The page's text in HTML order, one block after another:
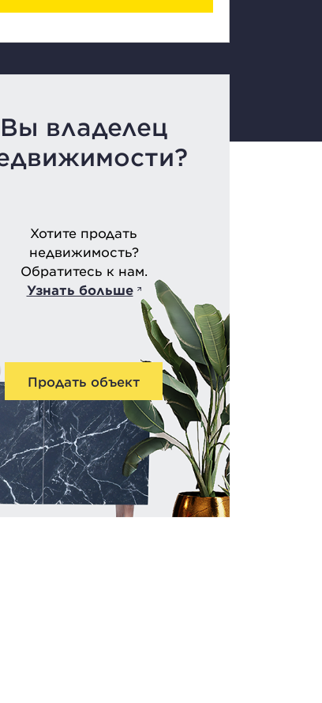
Вы владелец
Хотите продать
недвижимость?
Обратитесь к нам.
Узнать больше
Продать объект